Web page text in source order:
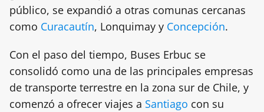
público, se expandió a otras comunas cercanas
como Curacautín, Lonquimay y Concepción.
Con el paso del tiempo, Buses Erbuc se
consolidó como una de las principales empresas
de transporte terrestre en la zona sur de Chile, y
comenzó a ofrecer viajes a Santiago con su